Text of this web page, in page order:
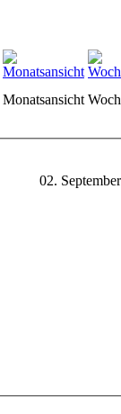
Monatsansicht
02.